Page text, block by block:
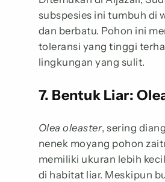
subspesies ini tumbuh di
dan berbatu. Pohon ini
toleransi yang tinggi
lingkungan yang sulit.
7. Bentuk Liar:
Olea oleaster, sering
nenek moyang pohon
memiliki ukuran lebih
di habitat liar. Meskipun